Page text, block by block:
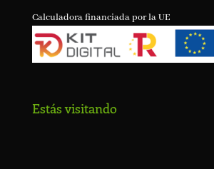
Calculadora financiada por la UE
Estás visitando